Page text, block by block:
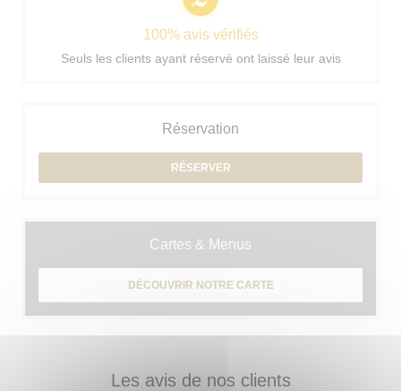
Les avis de nos clients
100% avis vérifiés
Seuls les clients ayant réservé ont laissé leur avis
Réservation
RÉSERVER
Cartes & Menus
DÉCOUVRIR NOTRE CARTE